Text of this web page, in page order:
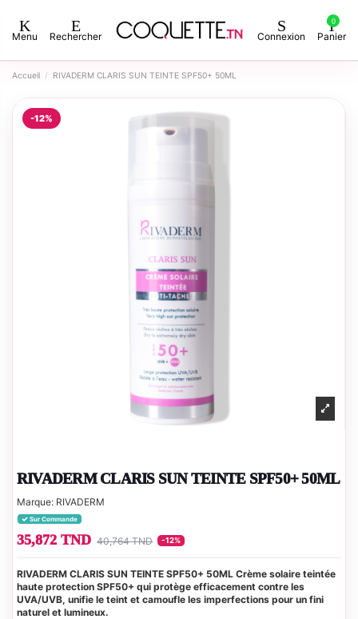
Menu Rechercher Connexion
0
Panier
Accueil RIVADERM CLARIS SUN TEINTE SPF50+ 50ML
-12%
RIVADERM CLARIS SUN TEINTE SPF50+ 50ML
Marque: RIVADERM
Sur Commande
35,872 TND 40,764 TND -12%
RIVADERM CLARIS SUN TEINTE SPF50+ 50ML Crème solaire teintée
haute protection SPF50+ qui protège efficacement contre les
UVA/UVB, unifie le teint et camoufle les imperfections pour un fini
naturel et lumineux.